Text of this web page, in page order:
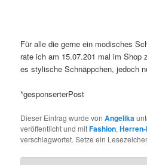
Für alle die gerne ein modisches
rate ich am 15.07.201 mal im
es stylische Schnäppchen, jedoch
*gesponserterPost
Dieser Eintrag wurde vonAngelika
veröffentlicht und mitFashion,
verschlagwortet. Setze ein